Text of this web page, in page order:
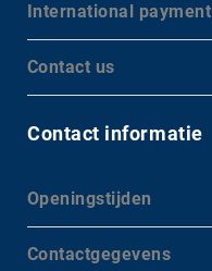
International payment
Contact us
Contact informatie
Openingstijden
Contactgegevens